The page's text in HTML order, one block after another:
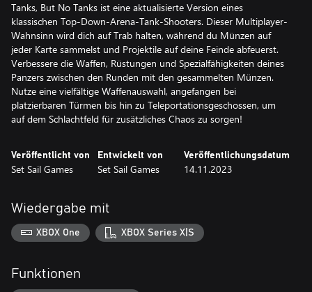
Tanks, But No Tanks ist eine aktualisierte Version eines
klassischen Top-Down-Arena-Tank-Shooters. Dieser Multiplayer-
Wahnsinn wird dich auf Trab halten, während du Münzen auf
jeder Karte sammelst und Projektile auf deine Feinde abfeuerst.
Verbessere die Waffen, Rüstungen und Spezialfähigkeiten deines
Panzers zwischen den Runden mit den gesammelten Münzen.
Nutze eine vielfältige Waffenauswahl, angefangen bei
platzierbaren Türmen bis hin zu Teleportationsgeschossen, um
auf dem Schlachtfeld für zusätzliches Chaos zu sorgen!
Veröffentlicht von
Set Sail Games
Entwickelt von
Set Sail Games
Veröffentlichungsdatum
14.11.2023
Wiedergabe mit
XBOX One XBOX Series X|S
Funktionen